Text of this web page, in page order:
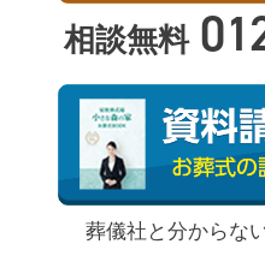
相談無料
葬儀社と分からな